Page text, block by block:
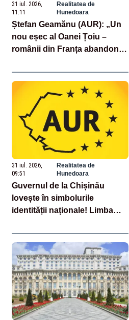
31 iul. 2026,
11:11
Realitatea de
Hunedoara
Ștefan Geamănu (AUR): „Un
nou eșec al Oanei Țoiu –
românii din Franța abandonați
externe în fața incendiilor de
vegetație!”
31 iul. 2026,
09:51
Realitatea de
Hunedoara
Guvernul de la Chișinău
lovește în simbolurile
identității naționale! Limba
Limba română se
sărbătorește!